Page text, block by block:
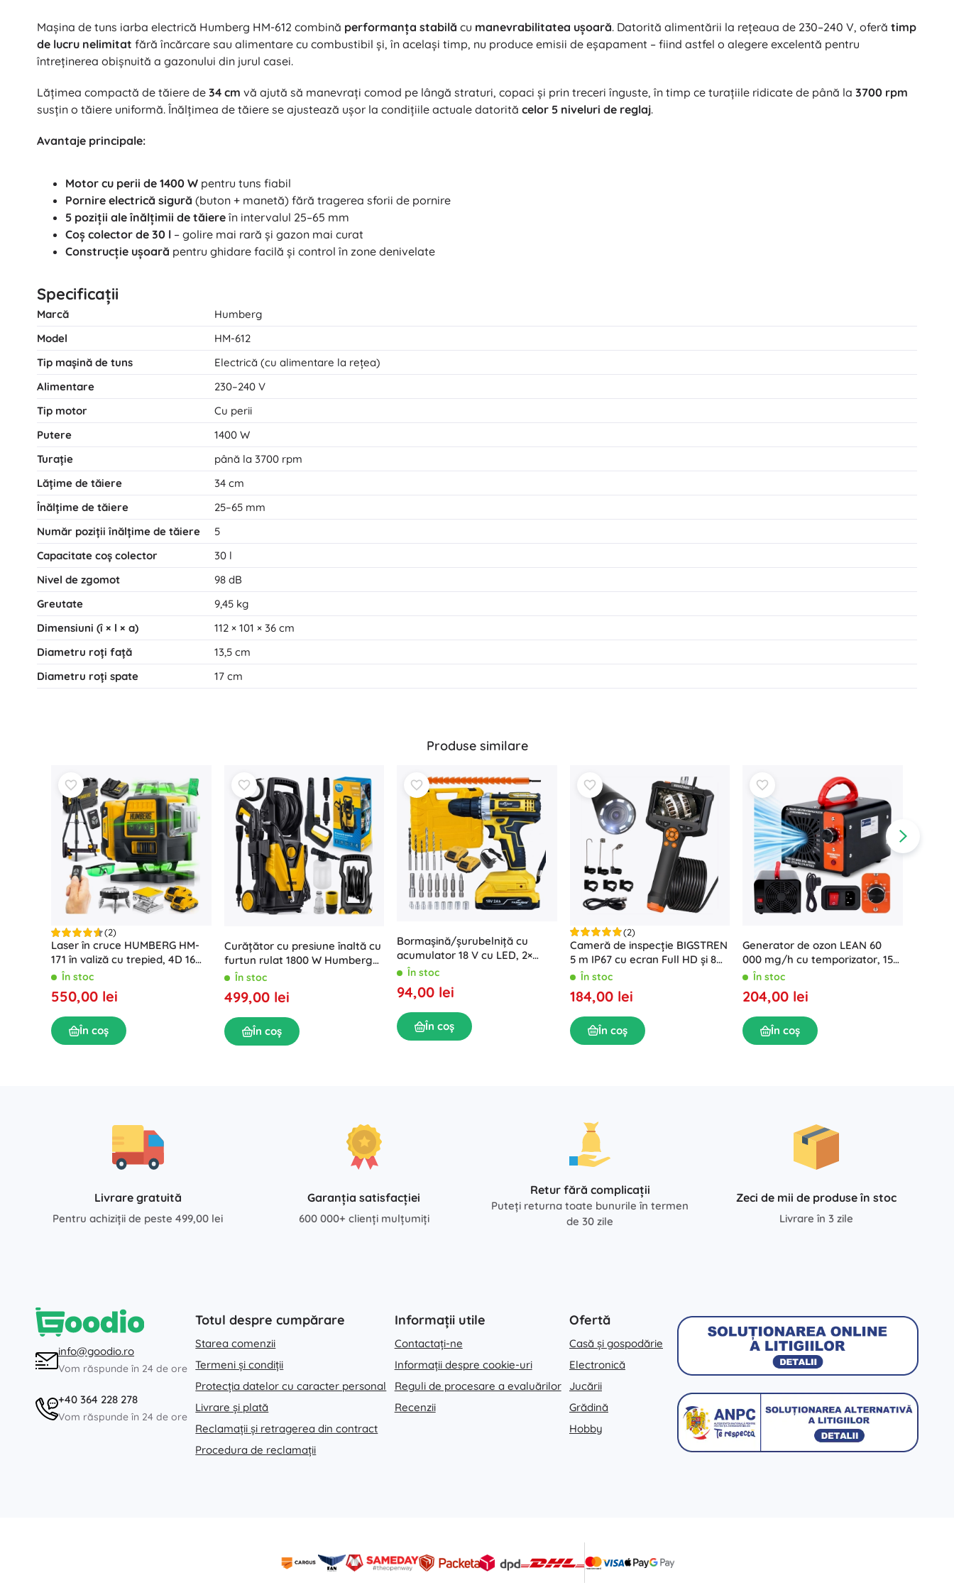
Mașina de tuns iarba electrică Humberg HM-612 combină performanța stabilă cu manevrabilitatea ușoară. Datorită alimentării la rețeaua de 230–240 V, oferă timp
de lucru nelimitat fără încărcare sau alimentare cu combustibil și, în același timp, nu produce emisii de eșapament – fiind astfel o alegere excelentă pentru
întreținerea obișnuită a gazonului din jurul casei.
Lățimea compactă de tăiere de 34 cm vă ajută să manevrați comod pe lângă straturi, copaci și prin treceri înguste, în timp ce turațiile ridicate de până la 3700 rpm
susțin o tăiere uniformă. Înălțimea de tăiere se ajustează ușor la condițiile actuale datorită celor 5 niveluri de reglaj.
Avantaje principale:
Motor cu perii de 1400 W pentru tuns fiabil
Pornire electrică sigură (buton + manetă) fără tragerea sforii de pornire
5 poziții ale înălțimii de tăiere în intervalul 25–65 mm
Coș colector de 30 l – golire mai rară și gazon mai curat
Construcție ușoară pentru ghidare facilă și control în zone denivelate
Specificații
Marcă
Humberg
Model
HM-612
Tip mașină de tuns
Electrică (cu alimentare la rețea)
Alimentare
230–240 V
Tip motor
Cu perii
Putere
1400 W
Turație
până la 3700 rpm
Lățime de tăiere
34 cm
Înălțime de tăiere
25–65 mm
Număr poziții înălțime de tăiere
5
Capacitate coș colector
30 l
Nivel de zgomot
98 dB
Greutate
9,45 kg
Dimensiuni (î × l × a)
112 × 101 × 36 cm
Diametru roți față
13,5 cm
Diametru roți spate
17 cm
Produse similare
(2)
Laser în cruce HUMBERG HM-
171 în valiză cu trepied, 4D 16
linii, fascicul verde
În stoc
550,00 lei
În coș
Curățător cu presiune înaltă cu
furtun rulat 1800 W Humberg
HM-300, 230 bar
În stoc
499,00 lei
În coș
Bormașină/șurubelniță cu
acumulator 18 V cu LED, 2×
baterii 2 Ah și geantă cu
accesorii
În stoc
94,00 lei
În coș
(2)
Cameră de inspecție BIGSTREN
5 m IP67 cu ecran Full HD și 8
LEDÎn stoc
184,00 lei
În coș
Generator de ozon LEAN 60
000 mg/h cu temporizator, 155
W În stoc
204,00 lei
În coș
Livrare gratuită
Pentru achiziții de peste 499,00 lei
Garanția satisfacției
600 000+ clienți mulțumiți
Retur fără complicații
Puteți returna toate bunurile în termen
de 30 zile
Zeci de mii de produse în stoc
Livrare în 3 zile
info@goodio.ro
Vom răspunde în 24 de ore
+40 364 228 278
Vom răspunde în 24 de ore
Totul despre cumpărare
Starea comenzii
Termeni și condiții
Protecția datelor cu caracter personal
Livrare și plată
Reclamații și retragerea din contract
Procedura de reclamații
Informații utile
Contactați-ne
Informații despre cookie-uri
Reguli de procesare a evaluărilor
Recenzii
Ofertă
Casă și gospodărie
Electronică
Jucării
Grădină
Hobby